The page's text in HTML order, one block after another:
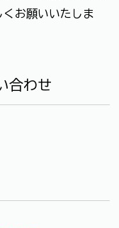
お願いいたしま
合わせ